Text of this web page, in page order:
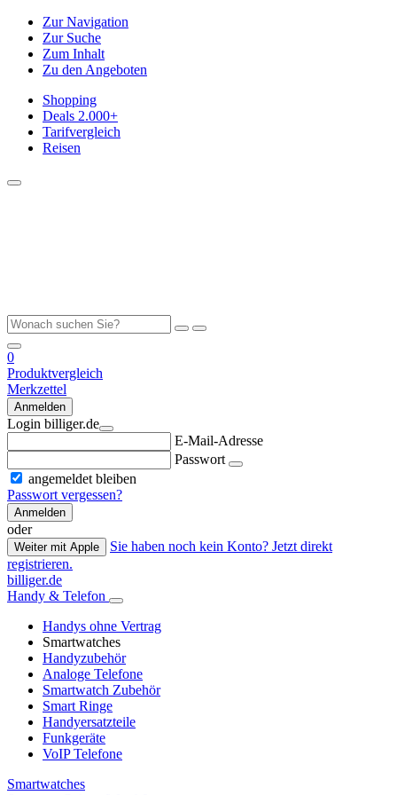
Zur Navigation
Zur Suche
Zum Inhalt
Zu den Angeboten
Shopping
Deals 2.000+
Tarifvergleich
Reisen
0
Produktvergleich
Merkzettel
Anmelden
Login billiger.de
E-Mail-Adresse
Passwort
angemeldet bleiben
Passwort vergessen?
Anmelden
oder
Weiter mit Apple
Sie haben noch kein Konto? Jetzt direkt
registrieren.
billiger.de
Handy & Telefon
Handys ohne Vertrag
Smartwatches
Handyzubehör
Analoge Telefone
Smartwatch Zubehör
Smart Ringe
Handyersatzteile
Funkgeräte
VoIP Telefone
Smartwatches